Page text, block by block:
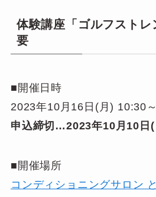
体験講座「ゴルフストレ
要
■開催日時
2023年10月16日(月) 10:30
申込締切…2023年10月10日(
■開催場所
コンディショニングサロン